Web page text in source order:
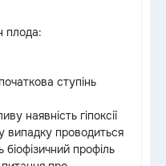
плода:
ступінь
наявність гіпоксії
випадку проводиться
профіль